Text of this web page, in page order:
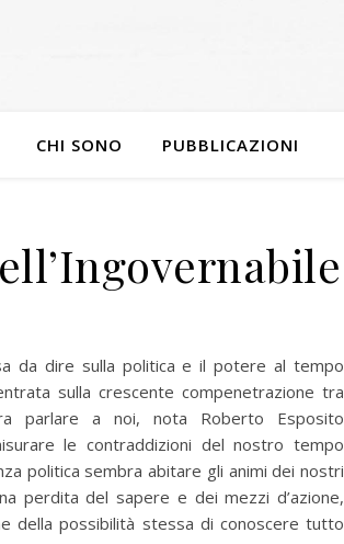
CHI SONO PUBBLICAZIONI
da dire sulla politica e il potere al tempo
sulla crescente compenetrazione tra
parlare a noi, nota Roberto Esposito
le contraddizioni del nostro tempo
politica sembra abitare gli animi dei nostri
perdita del sapere e dei mezzi d’azione,
della possibilità stessa di conoscere tutto